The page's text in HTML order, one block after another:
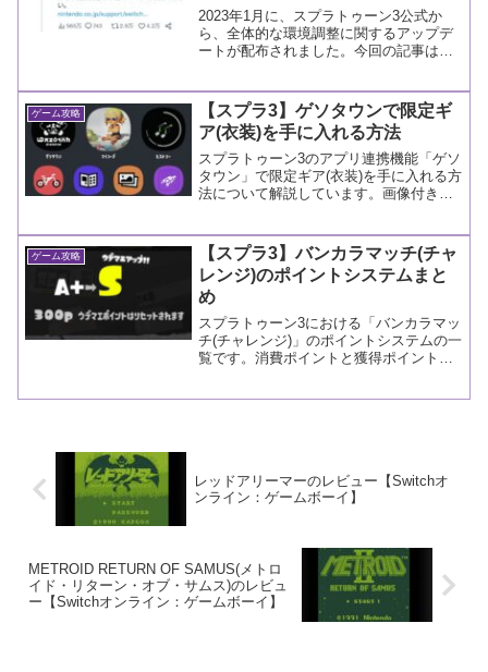
そう
2023年1月に、スプラトゥーン3公式か
ら、全体的な環境調整に関するアップデ
ートが配布されました。今回の記事はそ
ゲーム攻略
【スプラ3】ゲソタウンで限定ギ
ア(衣装)を手に入れる方法
スプラトゥーン3のアプリ連携機能「ゲソ
タウン」で限定ギア(衣装)を手に入れる方
法について解説しています。画像付きで
ん。
ゲーム攻略
【スプラ3】バンカラマッチ(チャ
レンジ)のポイントシステムまと
め
スプラトゥーン3における「バンカラマッ
チ(チャレンジ)」のポイントシステムの一
覧です。消費ポイントと獲得ポイントに
レッドアリーマーのレビュー【Switchオ
ンライン：ゲームボーイ】
METROID RETURN OF SAMUS(メトロ
イド・リターン・オブ・サムス)のレビュ
ー【Switchオンライン：ゲームボーイ】